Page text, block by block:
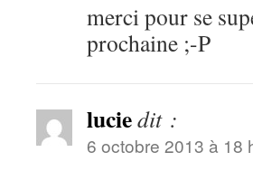
merci pour se
prochaine ;-P
luciedit :
6 octobre 2013 à 18